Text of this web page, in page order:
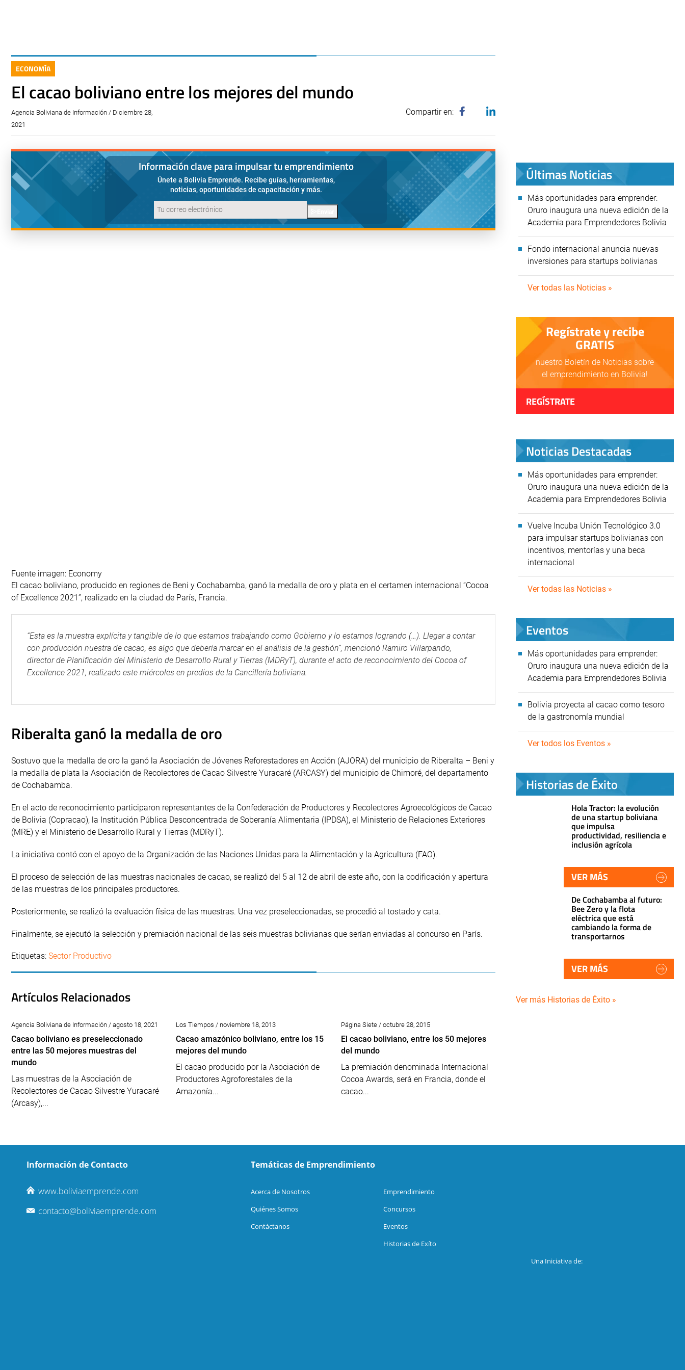
ECONOMÍA
El cacao boliviano entre los mejores del mundo
Agencia Boliviana de Información / Diciembre 28,
2021
Compartir en:
Información clave para impulsar tu emprendimiento
Únete a Bolivia Emprende. Recibe guías, herramientas,
noticias, oportunidades de capacitación y más.
Fuente imagen: Economy
El cacao boliviano, producido en regiones de Beni y Cochabamba, ganó la medalla de oro y plata en el certamen internacional “Cocoa
of Excellence 2021”, realizado en la ciudad de París, Francia.
“Esta es la muestra explícita y tangible de lo que estamos trabajando como Gobierno y lo estamos logrando (…). Llegar a contar
con producción nuestra de cacao, es algo que debería marcar en el análisis de la gestión”, mencionó Ramiro Villarpando,
director de Planificación del Ministerio de Desarrollo Rural y Tierras (MDRyT), durante el acto de reconocimiento del Cocoa of
Excellence 2021, realizado este miércoles en predios de la Cancillería boliviana.
Riberalta ganó la medalla de oro
Sostuvo que la medalla de oro la ganó la Asociación de Jóvenes Reforestadores en Acción (AJORA) del municipio de Riberalta – Beni y
la medalla de plata la Asociación de Recolectores de Cacao Silvestre Yuracaré (ARCASY) del municipio de Chimoré, del departamento
de Cochabamba.
En el acto de reconocimiento participaron representantes de la Confederación de Productores y Recolectores Agroecológicos de Cacao
de Bolivia (Copracao), la Institución Pública Desconcentrada de Soberanía Alimentaria (IPDSA), el Ministerio de Relaciones Exteriores
(MRE) y el Ministerio de Desarrollo Rural y Tierras (MDRyT).
La iniciativa contó con el apoyo de la Organización de las Naciones Unidas para la Alimentación y la Agricultura (FAO).
El proceso de selección de las muestras nacionales de cacao, se realizó del 5 al 12 de abril de este año, con la codificación y apertura
de las muestras de los principales productores.
Posteriormente, se realizó la evaluación física de las muestras. Una vez preseleccionadas, se procedió al tostado y cata.
Finalmente, se ejecutó la selección y premiación nacional de las seis muestras bolivianas que serían enviadas al concurso en París.
Etiquetas: Sector Productivo
Artículos Relacionados
Agencia Boliviana de Información / agosto 18, 2021
Cacao boliviano es preseleccionado
entre las 50 mejores muestras del
mundo
Las muestras de la Asociación de
Recolectores de Cacao Silvestre Yuracaré
(Arcasy),...
Los Tiempos / noviembre 18, 2013
Cacao amazónico boliviano, entre los 15
mejores del mundo
El cacao producido por la Asociación de
Productores Agroforestales de la
Amazonía...
Página Siete / octubre 28, 2015
El cacao boliviano, entre los 50 mejores
del mundo
La premiación denominada Internacional
Cocoa Awards, será en Francia, donde el
cacao...
Últimas Noticias
Más oportunidades para emprender:
Oruro inaugura una nueva edición de la
Academia para Emprendedores Bolivia
Fondo internacional anuncia nuevas
inversiones para startups bolivianas
Ver todas las Noticias »
Regístrate y recibe
GRATIS
nuestro Boletín de Noticias sobre
el emprendimiento en Bolivia!
REGÍSTRATE
Noticias Destacadas
Más oportunidades para emprender:
Oruro inaugura una nueva edición de la
Academia para Emprendedores Bolivia
Vuelve Incuba Unión Tecnológico 3.0
para impulsar startups bolivianas con
incentivos, mentorías y una beca
internacional
Ver todas las Noticias »
Eventos
Más oportunidades para emprender:
Oruro inaugura una nueva edición de la
Academia para Emprendedores Bolivia
Bolivia proyecta al cacao como tesoro
de la gastronomía mundial
Ver todos los Eventos »
Historias de Éxito
Hola Tractor: la evolución
de una startup boliviana
que impulsa
productividad, resiliencia e
inclusión agrícola
VER MÁS
De Cochabamba al futuro:
Bee Zero y la flota
eléctrica que está
cambiando la forma de
transportarnos
VER MÁS
Ver más Historias de Éxito »
Información de Contacto
www.boliviaemprende.com
contacto@boliviaemprende.com
Temáticas de Emprendimiento
Acerca de Nosotros
Quiénes Somos
Contáctanos
Emprendimiento
Concursos
Eventos
Historias de Exíto
Una Iniciativa de: